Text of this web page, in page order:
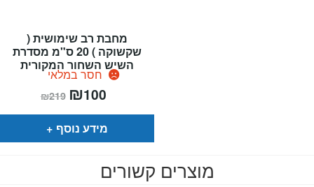
מחבת רב שימושית (
שקשוקה ) 20 ס"מ מסדרת
השיש השחור המקורית
חסר במלאי
₪219 המחיר
המקורי
היה:
₪219.
₪100
הוא:
מידע נוסף
מוצרים קשורים